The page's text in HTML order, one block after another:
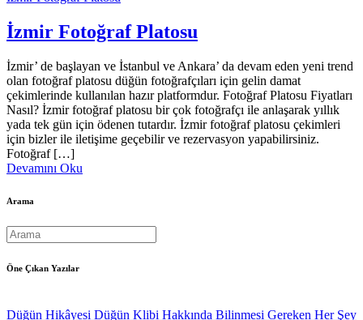
İzmir Fotoğraf Platosu
İzmir’ de başlayan ve İstanbul ve Ankara’ da devam eden yeni trend
olan fotoğraf platosu düğün fotoğrafçıları için gelin damat
çekimlerinde kullanılan hazır platformdur. Fotoğraf Platosu Fiyatları
Nasıl? İzmir fotoğraf platosu bir çok fotoğrafçı ile anlaşarak yıllık
yada tek gün için ödenen tutardır. İzmir fotoğraf platosu çekimleri
için bizler ile iletişime geçebilir ve rezervasyon yapabilirsiniz.
Fotoğraf […]
Devamını Oku
Arama
Öne Çıkan Yazılar
Düğün Hikâyesi Düğün Klibi Hakkında Bilinmesi Gereken Her Şey